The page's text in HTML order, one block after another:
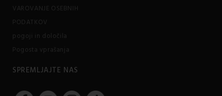
VAROVANJE OSEBNIH
PODATKOV
pogoji in določila
Pogosta vprašanja
SPREMLJAJTE NAS